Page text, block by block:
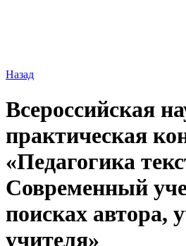
Назад
Всероссийская
практическая
«Педагогика
Современный
поисках автора,
учителя»